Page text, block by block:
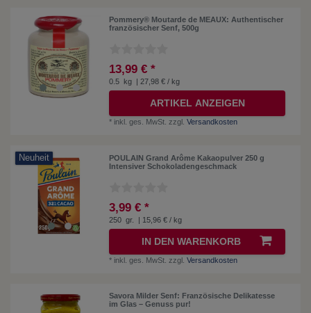
Pommery® Moutarde de MEAUX: Authentischer
französischer Senf, 500g
13,99 € *
0.5 kg | 27,98 € / kg
ARTIKEL ANZEIGEN
* inkl. ges. MwSt. zzgl.Versandkosten
Neuheit
POULAIN Grand Arôme Kakaopulver 250 g
Intensiver Schokoladengeschmack
3,99 € *
250 gr. | 15,96 € / kg
IN DEN WARENKORB
* inkl. ges. MwSt. zzgl.Versandkosten
Savora Milder Senf: Französische Delikatesse
im Glas – Genuss pur!